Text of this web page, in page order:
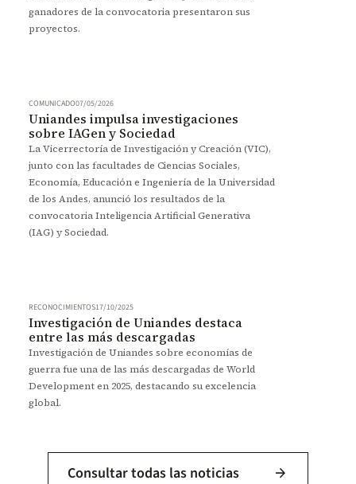
ganadores de la convocatoria presentaron sus
proyectos.
COMUNICADO07/05/2026
Uniandes impulsa investigaciones
sobre IAGen y Sociedad
La Vicerrectoría de Investigación y Creación (VIC),
junto con las facultades de Ciencias Sociales,
Economía, Educación e Ingeniería de la Universidad
de los Andes, anunció los resultados de la
convocatoria Inteligencia Artificial Generativa
(IAG) y Sociedad.
RECONOCIMIENTOS17/10/2025
Investigación de Uniandes destaca
entre las más descargadas
Investigación de Uniandes sobre economías de
guerra fue una de las más descargadas de World
Development en 2025, destacando su excelencia
global.
Consultar todas las noticias arrow_forward